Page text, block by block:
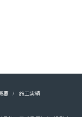
要 施工実績